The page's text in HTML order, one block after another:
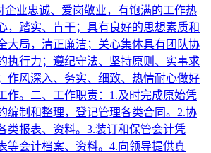
企业忠诚、爱岗敬业，有饱满的工作热
，踏实、肯干；具有良好的思想素质和
大局，清正廉洁；关心集体具有团队协
执行力；遵纪守法、坚持原则、实事求
作风深入、务实、细致、热情耐心做好
作。二、工作职责：1.及时完成原始凭
编制和整理，登记管理各类合同。2.协
类报表、资料。3.装订和保管会计凭
等会计档案、资料。4.向领导提供真